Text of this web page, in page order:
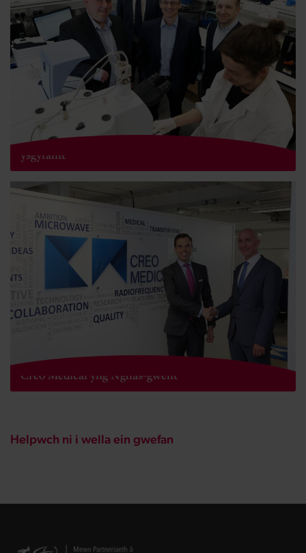
Cyllid newydd i wyddonwyr sy’n delio â chlefyd yr
ysgyfaint
Ysgrifennydd yr Economi yn agor cyfleuster newydd
Creo Medical yng Nghas-gwent
Helpwch ni i wella ein gwefan